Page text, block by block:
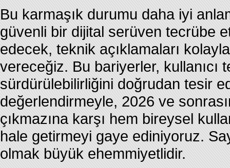
Bu karmaşık durumu daha iyi
güvenli bir dijital serüven tecrübe
edecek, teknik açıklamaları
vereceğiz. Bu bariyerler,
sürdürülebilirliğini doğrudan tesir
değerlendirmeyle, 2026 ve
çıkmazına karşı hem bireysel
hale getirmeyi gaye ediniyoruz.
olmak büyük ehemmiyetlidir.